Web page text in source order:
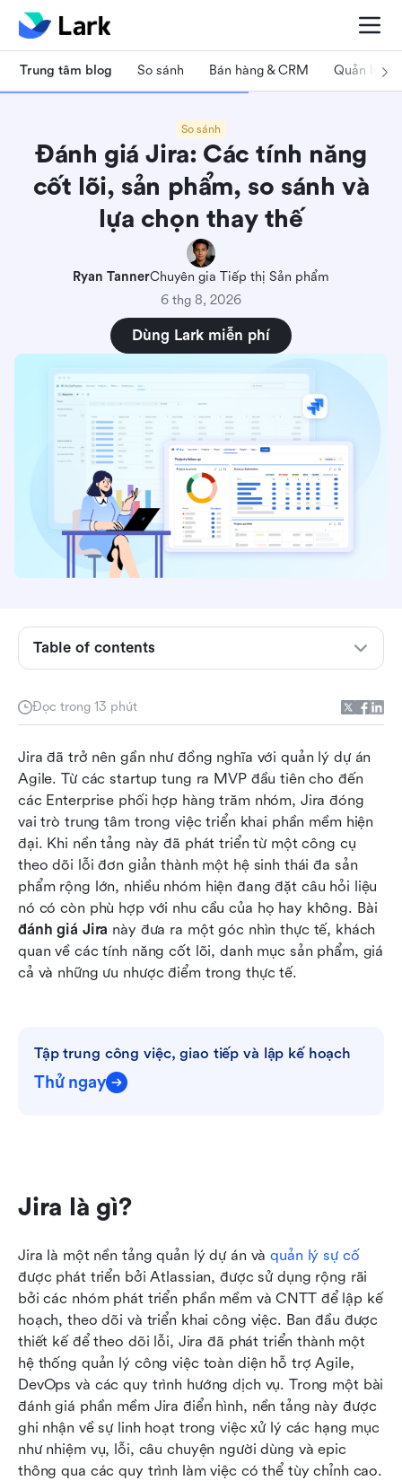
Trung tâm blog So sánh Bán hàng & CRM Quản lý dự
So sánh
Đánh giá Jira: Các tính năng
cốt lõi, sản phẩm, so sánh và
lựa chọn thay thế
Ryan TannerChuyên gia Tiếp thị Sản phẩm
6 thg 8, 2026
Dùng Lark miễn phí
Đọc trong 13 phút
Jira đã trở nên gần như đồng nghĩa với quản lý dự án
Agile. Từ các startup tung ra MVP đầu tiên cho đến
các Enterprise phối hợp hàng trăm nhóm, Jira đóng
vai trò trung tâm trong việc triển khai phần mềm hiện
đại. Khi nền tảng này đã phát triển từ một công cụ
theo dõi lỗi đơn giản thành một hệ sinh thái đa sản
phẩm rộng lớn, nhiều nhóm hiện đang đặt câu hỏi liệu
đánh giá Jira này đưa ra một góc nhìn thực tế, khách
quan về các tính năng cốt lõi, danh mục sản phẩm, giá
cả và những ưu nhược điểm trong thực tế.
Tập trung công việc, giao tiếp và lập kế hoạch
Thử ngay
Jira là gì?
Jira là một nền tảng quản lý dự án và quản lý sự cố
được phát triển bởi Atlassian, được sử dụng rộng rãi
bởi các nhóm phát triển phần mềm và CNTT để lập kế
hoạch, theo dõi và triển khai công việc. Ban đầu được
thiết kế để theo dõi lỗi, Jira đã phát triển thành một
hệ thống quản lý công việc toàn diện hỗ trợ Agile,
DevOps và các quy trình hướng dịch vụ. Trong một bài
đánh giá phần mềm Jira điển hình, nền tảng này được
ghi nhận về sự linh hoạt trong việc xử lý các hạng mục
như nhiệm vụ, lỗi, câu chuyện người dùng và epic
thông qua các quy trình làm việc có thể tùy chỉnh cao.
Table of contents
Giải thích các tính năng cốt lõi của Jira
Ưu và nhược điểm của Jira
thế Jira đơn giản hơn
Gặp gỡ Lark: Giải pháp tất cả trong một thay
thế cho hệ sinh thái đa sản phẩm của Jira
Phán quyết cuối cùng: Nên chọn công cụ nào,
Jira hay Lark?
Kết luận
Câu hỏi thường gặp
Đọc liên quan